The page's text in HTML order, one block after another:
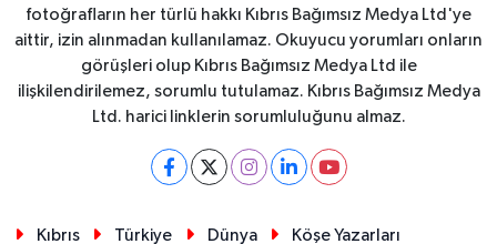
fotoğrafların her türlü hakkı Kıbrıs Bağımsız Medya Ltd'ye
aittir, izin alınmadan kullanılamaz. Okuyucu yorumları onların
görüşleri olup Kıbrıs Bağımsız Medya Ltd ile
ilişkilendirilemez, sorumlu tutulamaz. Kıbrıs Bağımsız Medya
Ltd. harici linklerin sorumluluğunu almaz.
Kıbrıs Türkiye Dünya Köşe Yazarları